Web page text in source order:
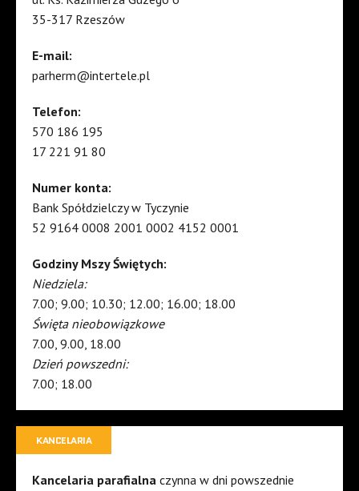
35-317 Rzeszów
E-mail:
parherm@intertele.pl
Telefon:
570 186 195
17 221 91 80
Numer konta:
Bank Spółdzielczy w Tyczynie
52 9164 0008 2001 0002 4152 0001
Godziny Mszy Świętych:
Niedziela:
7.00; 9.00; 10.30; 12.00; 16.00; 18.00
Święta nieobowiązkowe
7.00, 9.00, 18.00
Dzień powszedni:
7.00; 18.00
KANCELARIA
Kancelaria parafialna czynna w dni powszednie